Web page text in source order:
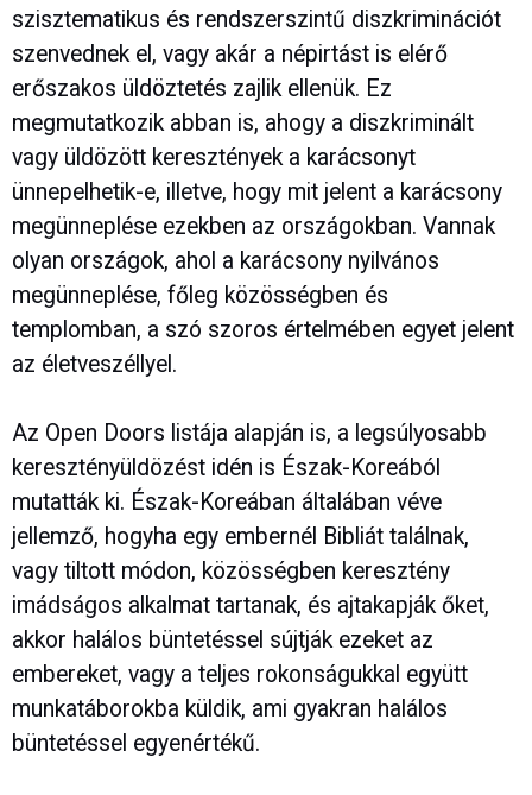
szisztematikus és rendszerszintű diszkriminációt
szenvednek el, vagy akár a népirtást is elérő
erőszakos üldöztetés zajlik ellenük. Ez
megmutatkozik abban is, ahogy a diszkriminált
vagy üldözött keresztények a karácsonyt
ünnepelhetik-e, illetve, hogy mit jelent a karácsony
megünneplése ezekben az országokban. Vannak
olyan országok, ahol a karácsony nyilvános
megünneplése, főleg közösségben és
templomban, a szó szoros értelmében egyet jelent
az életveszéllyel.
Az Open Doors listája alapján is, a legsúlyosabb
keresztényüldözést idén is Észak-Koreából
mutatták ki. Észak-Koreában általában véve
jellemző, hogyha egy embernél Bibliát találnak,
vagy tiltott módon, közösségben keresztény
imádságos alkalmat tartanak, és ajtakapják őket,
akkor halálos büntetéssel sújtják ezeket az
embereket, vagy a teljes rokonságukkal együtt
munkatáborokba küldik, ami gyakran halálos
büntetéssel egyenértékű.